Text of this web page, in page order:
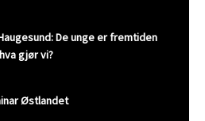
De unge er fremtiden
gjør vi?
Østlandet